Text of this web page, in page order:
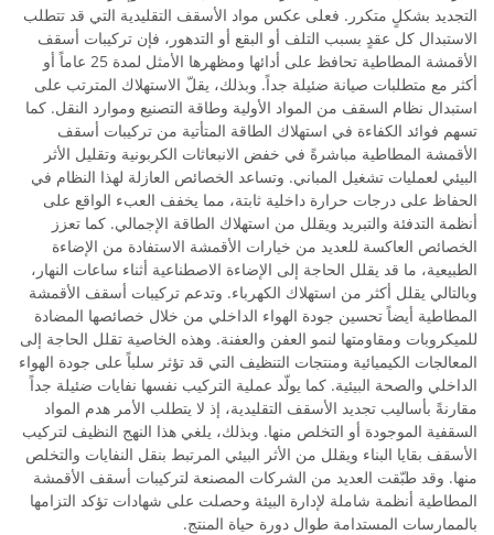
التجديد بشكلٍ متكرر. فعلى عكس مواد الأسقف التقليدية التي قد تتطلب
الاستبدال كل عقدٍ بسبب التلف أو البقع أو التدهور، فإن تركيبات أسقف
الأقمشة المطاطية تحافظ على أدائها ومظهرها الأمثل لمدة 25 عاماً أو
أكثر مع متطلبات صيانة ضئيلة جداً. وبذلك، يقلّ الاستهلاك المترتب على
استبدال نظام السقف من المواد الأولية وطاقة التصنيع وموارد النقل. كما
تسهم فوائد الكفاءة في استهلاك الطاقة المتأتية من تركيبات أسقف
الأقمشة المطاطية مباشرةً في خفض الانبعاثات الكربونية وتقليل الأثر
البيئي لعمليات تشغيل المباني. وتساعد الخصائص العازلة لهذا النظام في
الحفاظ على درجات حرارة داخلية ثابتة، مما يخفف العبء الواقع على
أنظمة التدفئة والتبريد ويقلل من استهلاك الطاقة الإجمالي. كما تعزز
الخصائص العاكسة للعديد من خيارات الأقمشة الاستفادة من الإضاءة
الطبيعية، ما قد يقلل الحاجة إلى الإضاءة الاصطناعية أثناء ساعات النهار،
وبالتالي يقلل أكثر من استهلاك الكهرباء. وتدعم تركيبات أسقف الأقمشة
المطاطية أيضاً تحسين جودة الهواء الداخلي من خلال خصائصها المضادة
للميكروبات ومقاومتها لنمو العفن والعفنة. وهذه الخاصية تقلل الحاجة إلى
المعالجات الكيميائية ومنتجات التنظيف التي قد تؤثر سلباً على جودة الهواء
الداخلي والصحة البيئية. كما يولّد عملية التركيب نفسها نفايات ضئيلة جداً
مقارنةً بأساليب تجديد الأسقف التقليدية، إذ لا يتطلب الأمر هدم المواد
السقفية الموجودة أو التخلص منها. وبذلك، يلغي هذا النهج النظيف لتركيب
الأسقف بقايا البناء ويقلل من الأثر البيئي المرتبط بنقل النفايات والتخلص
منها. وقد طبّقت العديد من الشركات المصنعة لتركيبات أسقف الأقمشة
المطاطية أنظمة شاملة لإدارة البيئة وحصلت على شهادات تؤكد التزامها
بالممارسات المستدامة طوال دورة حياة المنتج.